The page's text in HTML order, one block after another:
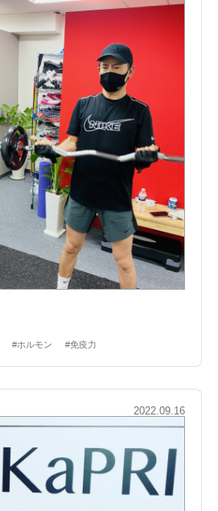
#ホルモン #免疫力
2022.09.16